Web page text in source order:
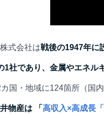
式会社は戦後の1947年に
1社であり、金属やエネル
国・地域に124箇所（国
物産は 「 高収入×高成長